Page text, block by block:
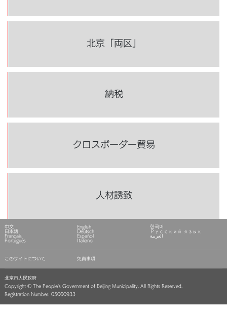
北京「両区」
納税
クロスボーダー貿易
人材誘致
中文 English 한국어
日本語 Deutsch Русский язык
Français Español العربية
Português Italiano
このサイトについて 免責事項
北京市人民政府
Copyright © The People's Government of Beijing Municipality. All Rights Reserved.
Registration Number: 05060933